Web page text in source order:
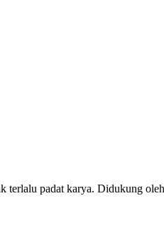
terlalu padat karya. Didukung